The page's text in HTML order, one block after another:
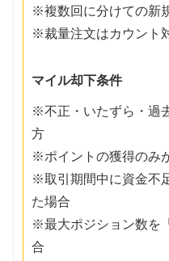
※複数回に分けての新
※裁量注文はカウント
マイル却下条件
※不正・いたずら・過
方
※ポイントの獲得のみ
※取引期間中に資金不
た場合
※最大ポジション数を
合